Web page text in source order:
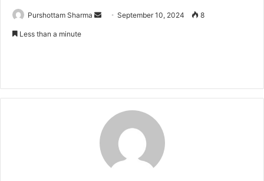
Purshottam Sharma
e
a
l
September 10, 2024 8
Less than a minute